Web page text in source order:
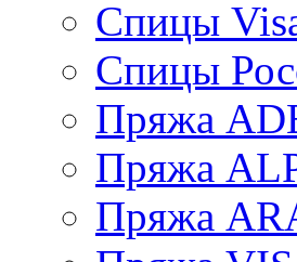
Спицы
Спицы
Пряжа
Пряжа
Пряжа